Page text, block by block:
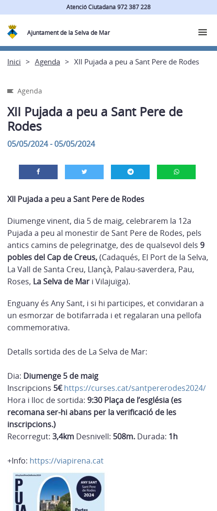
Atenció Ciutadana 972 387 228
Ajuntament de la Selva de Mar
Inici Agenda XII Pujada a peu a Sant Pere de Rodes
Agenda
XII Pujada a peu a Sant Pere de
Rodes
05/05/2024 - 05/05/2024
XII Pujada a peu a Sant Pere de Rodes
Diumenge vinent, dia 5 de maig, celebrarem la 12a
Pujada a peu al monestir de Sant Pere de Rodes, pels
antics camins de pelegrinatge, des de qualsevol dels 9
pobles del Cap de Creus,(Cadaqués, El Port de la Selva,
La Vall de Santa Creu, Llançà, Palau-saverdera, Pau,
Roses, La Selva de Mar i Vilajuïga).
Enguany és Any Sant, i si hi participes, et convidaran a
un esmorzar de botifarrada i et regalaran una pellofa
commemorativa.
Detalls sortida des de La Selva de Mar:
Dia: Diumenge 5 de maig
Inscripcions 5€ https://curses.cat/santpererodes2024/
Hora i lloc de sortida: 9:30 Plaça de l’església (es
recomana ser-hi abans per la verificació de les
inscripcions.)
Recorregut: 3,4km Desnivell: 508m. Durada: 1h
+Info: https://viapirena.cat